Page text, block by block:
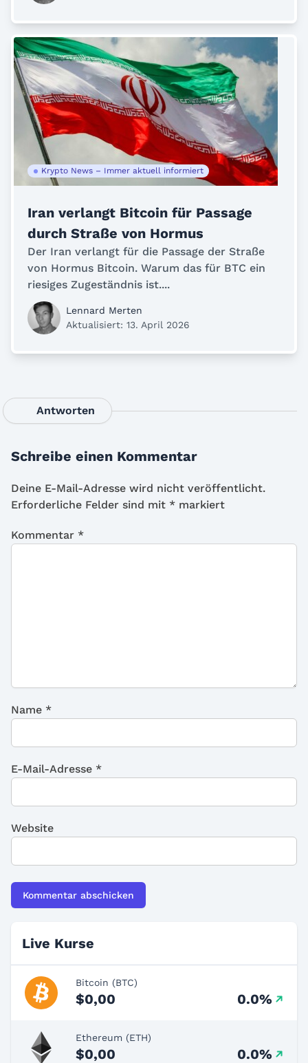
Krypto News – Immer aktuell informiert
Iran verlangt Bitcoin für Passage
durch Straße von Hormus
Der Iran verlangt für die Passage der Straße
von Hormus Bitcoin. Warum das für BTC ein
riesiges Zugeständnis ist....
Lennard Merten
Aktualisiert: 13. April 2026
Antworten
Schreibe einen Kommentar
Deine E-Mail-Adresse wird nicht veröffentlicht.
Erforderliche Felder sind mit * markiert
Kommentar *
Name *
E-Mail-Adresse *
Website
Live Kurse
Bitcoin (BTC)
$0,00 0.0%
Ethereum (ETH)
$0,00 0.0%